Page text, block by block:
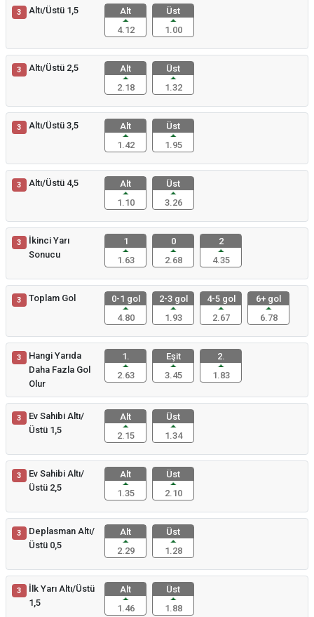
3 Altı/Üstü 1,5
Alt
4.12
Üst
1.00
3 Altı/Üstü 2,5
Alt
2.18
Üst
1.32
3 Altı/Üstü 3,5
Alt
1.42
Üst
1.95
3 Altı/Üstü 4,5
Alt
1.10
Üst
3.26
3
İkinci Yarı
Sonucu
1
1.63
0
2.68
2
4.35
3 Toplam Gol
0-1 gol
4.80
2-3 gol
1.93
4-5 gol
2.67
6+ gol
6.78
3
Hangi Yarıda
Daha Fazla Gol
Olur
1.
2.63
Eşit
3.45
2.
1.83
3
Ev Sahibi Altı/
Üstü 1,5
Alt
2.15
Üst
1.34
3
Ev Sahibi Altı/
Üstü 2,5
Alt
1.35
Üst
2.10
3
Deplasman Altı/
Üstü 0,5
Alt
2.29
Üst
1.28
3
İlk Yarı Altı/Üstü
1,5
Alt
1.46
Üst
1.88